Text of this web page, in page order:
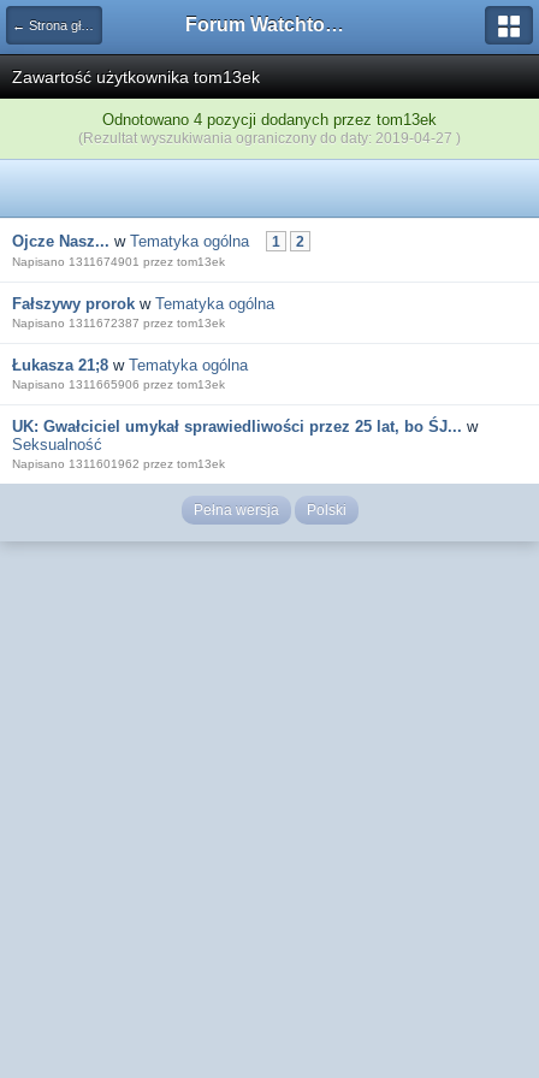
← Strona główna Forum Watchtower
Zawartość użytkownika tom13ek
Odnotowano 4 pozycji dodanych przez tom13ek
(Rezultat wyszukiwania ograniczony do daty: 2019-04-27 )
Ojcze Nasz... w Tematyka ogólna 1 2
Napisano 1311674901 przez tom13ek
Fałszywy prorok w Tematyka ogólna
Napisano 1311672387 przez tom13ek
Łukasza 21;8 w Tematyka ogólna
Napisano 1311665906 przez tom13ek
UK: Gwałciciel umykał sprawiedliwości przez 25 lat, bo ŚJ... w
Seksualność
Napisano 1311601962 przez tom13ek
Pełna wersja Polski